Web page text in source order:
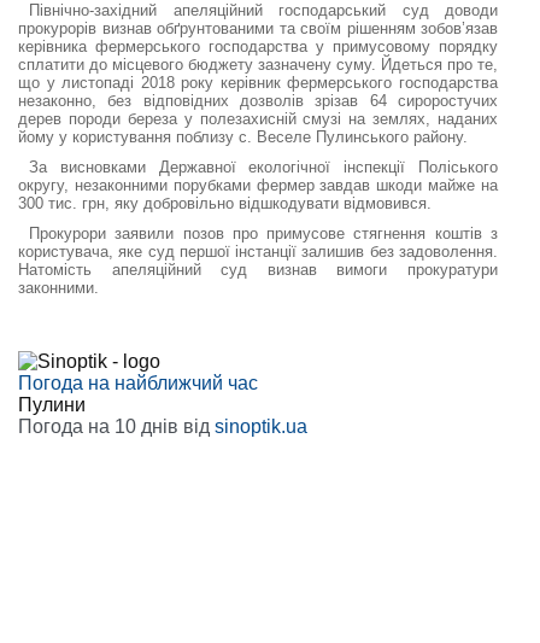
Північно-західний апеляційний господарський суд доводи
прокурорів визнав обґрунтованими та своїм рішенням зобов’язав
керівника фермерського господарства у примусовому порядку
сплатити до місцевого бюджету зазначену суму. Йдеться про те,
що у листопаді 2018 року керівник фермерського господарства
незаконно, без відповідних дозволів зрізав 64 сироростучих
дерев породи береза у полезахисній смузі на землях, наданих
йому у користування поблизу с. Веселе Пулинського району.
За висновками Державної екологічної інспекції Поліського
округу, незаконними порубками фермер завдав шкоди майже на
300 тис. грн, яку добровільно відшкодувати відмовився.
Прокурори заявили позов про примусове стягнення коштів з
користувача, яке суд першої інстанції залишив без задоволення.
Натомість апеляційний суд визнав вимоги прокуратури
законними.
Погода на найближчий час
Пулини
Погода на 10 днів від sinoptik.ua